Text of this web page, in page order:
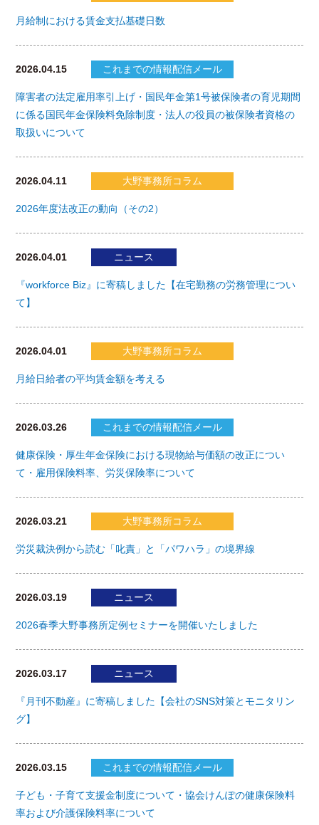
月給制における賃金支払基礎日数
2026.04.15 これまでの情報配信メール
障害者の法定雇用率引上げ・国民年金第1号被保険者の育児期間
に係る国民年金保険料免除制度・法人の役員の被保険者資格の
取扱いについて
2026.04.11 大野事務所コラム
2026年度法改正の動向（その2）
2026.04.01 ニュース
『workforce Biz』に寄稿しました【在宅勤務の労務管理につい
て】
2026.04.01 大野事務所コラム
月給日給者の平均賃金額を考える
2026.03.26 これまでの情報配信メール
健康保険・厚生年金保険における現物給与価額の改正につい
て・雇用保険料率、労災保険率について
2026.03.21 大野事務所コラム
労災裁決例から読む「叱責」と「パワハラ」の境界線
2026.03.19 ニュース
2026春季大野事務所定例セミナーを開催いたしました
2026.03.17 ニュース
『月刊不動産』に寄稿しました【会社のSNS対策とモニタリン
グ】
2026.03.15 これまでの情報配信メール
子ども・子育て支援金制度について・協会けんぽの健康保険料
率および介護保険料率について